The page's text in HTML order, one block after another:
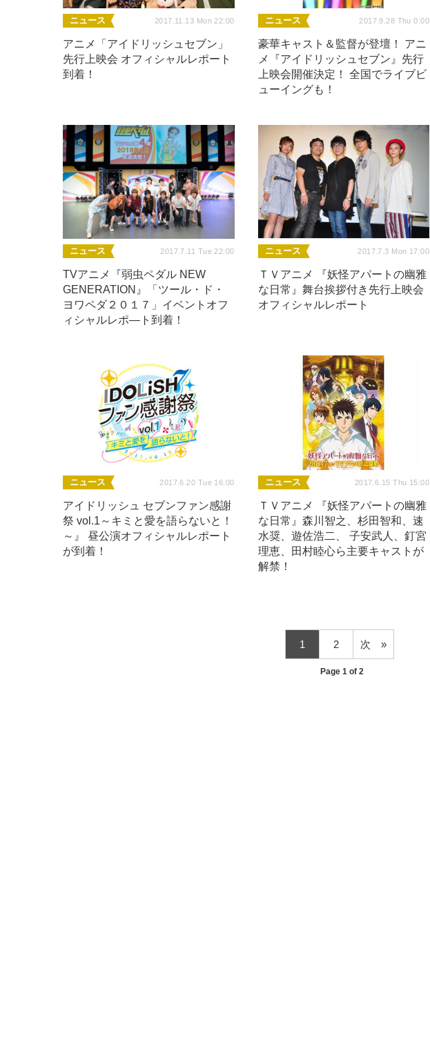
ニュース 2017.11.13 Mon 22:00
アニメ「アイドリッシュセブン」
先行上映会 オフィシャルレポート
到着！
ニュース 2017.9.28 Thu 0:00
豪華キャスト＆監督が登壇！ アニ
メ『アイドリッシュセブン』先行
上映会開催決定！ 全国でライブビ
ューイングも！
ニュース 2017.7.11 Tue 22:00
TVアニメ『弱虫ペダル NEW
GENERATION』「ツール・ド・
ヨワペダ２０１７」イベントオフ
ィシャルレポ―ト到着！
ニュース 2017.7.3 Mon 17:00
ＴＶアニメ 『妖怪アパートの幽雅
な日常』舞台挨拶付き先行上映会
オフィシャルレポート
ニュース 2017.6.20 Tue 16:00
アイドリッシュ セブンファン感謝
祭 vol.1～キミと愛を語らないと！
～』 昼公演オフィシャルレポート
が到着！
ニュース 2017.6.15 Thu 15:00
ＴＶアニメ 『妖怪アパートの幽雅
な日常』森川智之、杉田智和、速
水奨、遊佐浩二、 子安武人、釘宮
理恵、田村睦心ら主要キャストが
解禁！
1 2 次
Page 1 of 2